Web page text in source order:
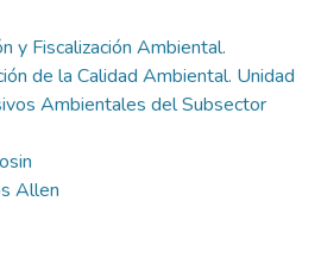
y Fiscalización Ambiental.
de la Calidad Ambiental. Unidad
Ambientales del Subsector
Allen